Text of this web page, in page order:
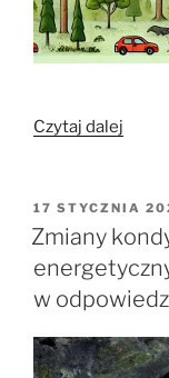
Czytaj dalej
na
hałas
a
ich
OPUBLIKOWANE
W
17 STYCZNIA
Zmiany
w